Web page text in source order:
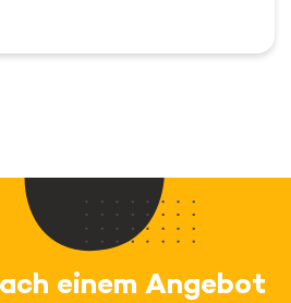
einem Angebot